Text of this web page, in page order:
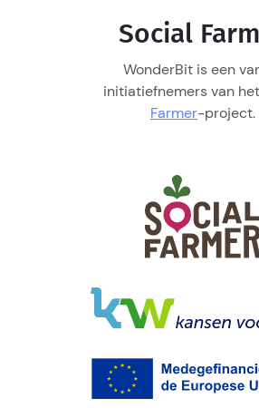
Social
WonderBit is een
initiatiefnemers van het
Farmer-project.